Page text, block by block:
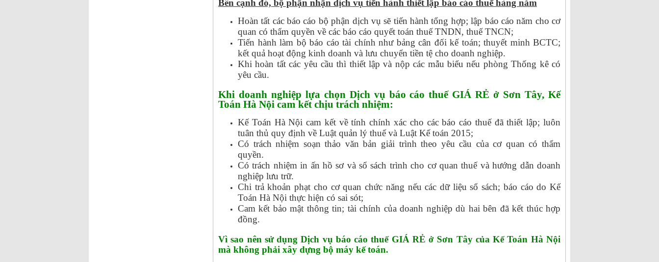
Bên cạnh đó, bộ phận nhận dịch vụ tiến hành thiết lập báo cáo thuế hàng năm
Hoàn tất các báo cáo bộ phận dịch vụ sẽ tiến hành tổng hợp; lập báo cáo năm cho cơ
quan có thẩm quyền về các báo cáo quyết toán thuế TNDN, thuế TNCN;
Tiến hành làm bộ báo cáo tài chính như bảng cân đối kế toán; thuyết minh BCTC;
kết quả hoạt động kinh doanh và lưu chuyển tiền tệ cho doanh nghiệp.
Khi hoàn tất các yêu cầu thì thiết lập và nộp các mẫu biểu nếu phòng Thống kê có
yêu cầu.
Khi doanh nghiệp lựa chọn Dịch vụ báo cáo thuế GIÁ RẺ ở Sơn Tây, Kế
Toán Hà Nội cam kết chịu trách nhiệm:
Kế Toán Hà Nội cam kết về tính chính xác cho các báo cáo thuế đã thiết lập; luôn
tuân thủ quy định về Luật quản lý thuế và Luật Kế toán 2015;
Có trách nhiệm soạn thảo văn bản giải trình theo yêu cầu của cơ quan có thẩm
quyền.
Có trách nhiệm in ấn hồ sơ và sổ sách trình cho cơ quan thuế và hướng dẫn doanh
nghiệp lưu trữ.
Chi trả khoản phạt cho cơ quan chức năng nếu các dữ liệu sổ sách; báo cáo do Kế
Toán Hà Nội thực hiện có sai sót;
Cam kết bảo mật thông tin; tài chính của doanh nghiệp dù hai bên đã kết thúc hợp
đồng.
Vì sao nên sử dụng Dịch vụ báo cáo thuế GIÁ RẺ ở Sơn Tây của Kế Toán Hà Nội
mà không phải xây dựng bộ máy kế toán.